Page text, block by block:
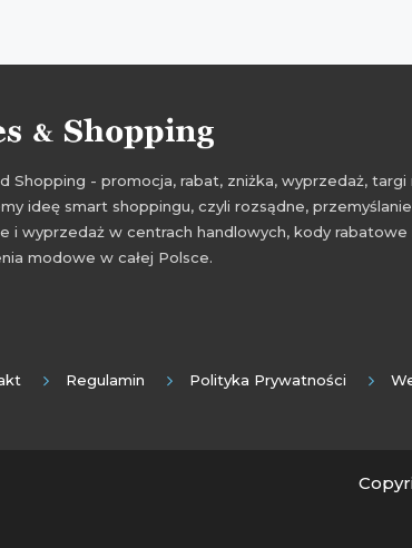
Shopping - promocja, rabat, zniżka, wyprzedaż,
ideę smart shoppingu, czyli rozsądne,
i wyprzedaż w centrach handlowych, kody
modowe w całej Polsce.
Regulamin Polityka Prywatności